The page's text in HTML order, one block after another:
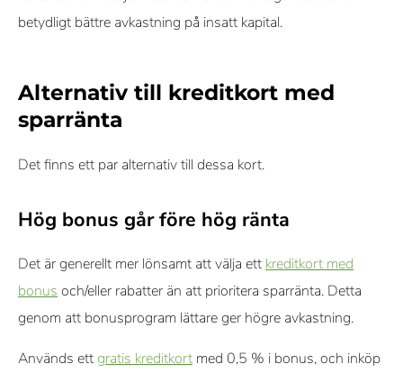
betydligt bättre avkastning på insatt kapital.
Alternativ till kreditkort med
sparränta
Det finns ett par alternativ till dessa kort.
Hög bonus går före hög ränta
Det är generellt mer lönsamt att välja ett kreditkort med
bonus och/eller rabatter än att prioritera sparränta. Detta
genom att bonusprogram lättare ger högre avkastning.
Används ettgratis kreditkort med 0,5 % i bonus, och inköp